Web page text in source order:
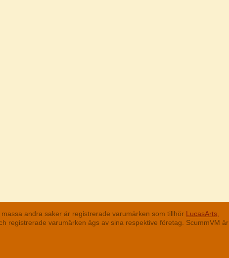
andra saker är registrerade varumärken som tillhör LucasArts,
registrerade varumärken ägs av sina respektive företag. ScummVM är